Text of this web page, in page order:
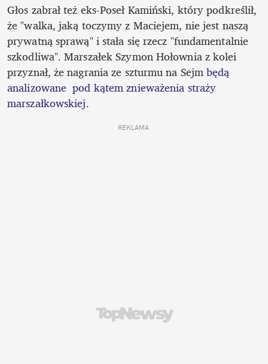
Głos zabrał też eks-Poseł Kamiński, który podkreślił,
że "walka, jaką toczymy z Maciejem, nie jest naszą
prywatną sprawą" i stała się rzecz "fundamentalnie
szkodliwa". Marszałek Szymon Hołownia z kolei
przyznał, że nagrania ze szturmu na Sejm będą
analizowane  pod kątem znieważenia straży
marszałkowskiej.
REKLAMA